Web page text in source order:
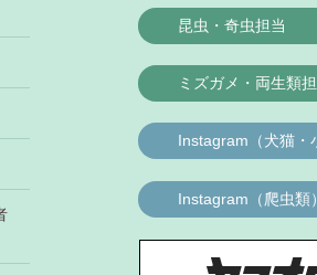
昆虫・奇虫担当
ミズガメ・両生類
Instagram（犬猫・
Instagram（爬虫類）